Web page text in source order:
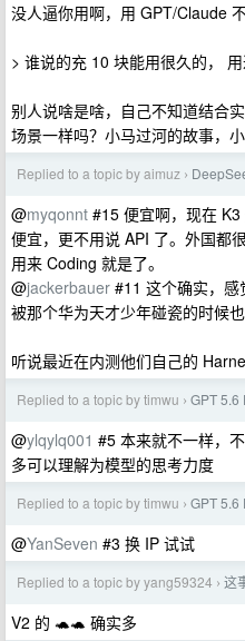
没人逼你用啊，用 GPT/Claude
> 谁说的充 10 块能用很久的，
别人说啥是啥，自己不知道结合
场景一样吗？小马过河的故事，小
Replied to a topic by aimuz ›
@myqonnt #15 便宜啊，现在
便宜，更不用说 API 了。外国都
用来 Coding 就是了。
@jackerbauer #11 这个确实，
被那个华为天才少年碰瓷的时候也
听说最近在内测他们自己的
Replied to a topic by timwu › GPT 5.6
@ylqylq001 #5 本来就不一样，
多可以理解为模型的思考力度
Replied to a topic by timwu › GPT 5.6
@YanSeven #3 换 IP 试试
Replied to a topic by yang59324 › 这
V2 的 🐢🐢 确实多